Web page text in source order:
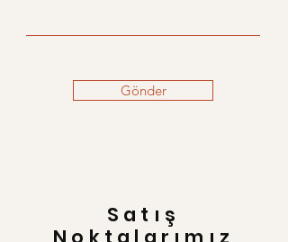
Gönder
Satış